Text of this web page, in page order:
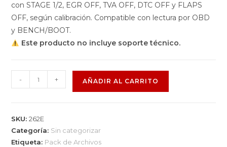
con STAGE 1/2, EGR OFF, TVA OFF, DTC OFF y FLAPS
OFF, según calibración. Compatible con lectura por OBD
y BENCH/BOOT.
Este producto no incluye soporte técnico.
- + AÑADIR AL CARRITO
SKU:262E
Categoría: Sin categorizar
Etiqueta: Pack de Archivos